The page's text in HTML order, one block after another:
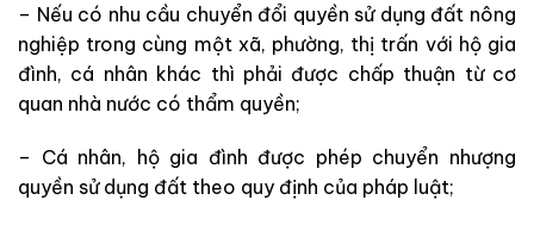
– Nếu có nhu cầu chuyển đổi quyền sử dụng đất nông
nghiệp trong cùng một xã, phường, thị trấn với hộ gia
đình, cá nhân khác thì phải được chấp thuận từ cơ
quan nhà nước có thẩm quyền;
– Cá nhân, hộ gia đình được phép chuyển nhượng
quyền sử dụng đất theo quy định của pháp luật;